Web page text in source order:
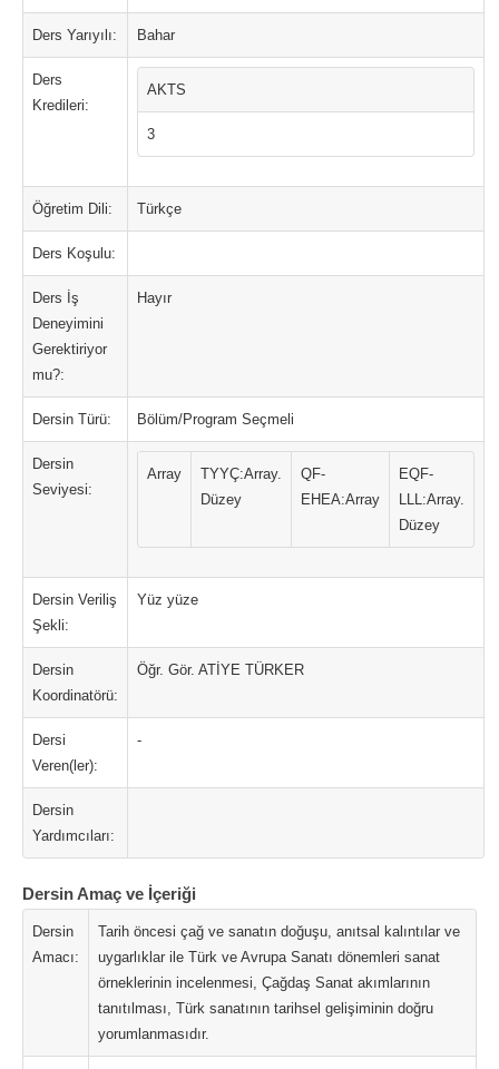
Ders Yarıyılı: Bahar
Ders
Kredileri:
AKTS
3
Öğretim Dili: Türkçe
Ders Koşulu:
Ders İş
Deneyimini
Gerektiriyor
mu?:
Hayır
Dersin Türü: Bölüm/Program Seçmeli
Dersin
Seviyesi:
Array
TYYÇ:Array.
Düzey
QF-
EHEA:Array
EQF-
LLL:Array.
Düzey
Dersin Veriliş
Şekli:
Yüz yüze
Dersin
Koordinatörü:
Öğr. Gör. ATİYE TÜRKER
Dersi
Veren(ler):
-
Dersin
Yardımcıları:
Dersin Amaç ve İçeriği
Dersin
Amacı:
Tarih öncesi çağ ve sanatın doğuşu, anıtsal kalıntılar ve
uygarlıklar ile Türk ve Avrupa Sanatı dönemleri sanat
örneklerinin incelenmesi, Çağdaş Sanat akımlarının
tanıtılması, Türk sanatının tarihsel gelişiminin doğru
yorumlanmasıdır.